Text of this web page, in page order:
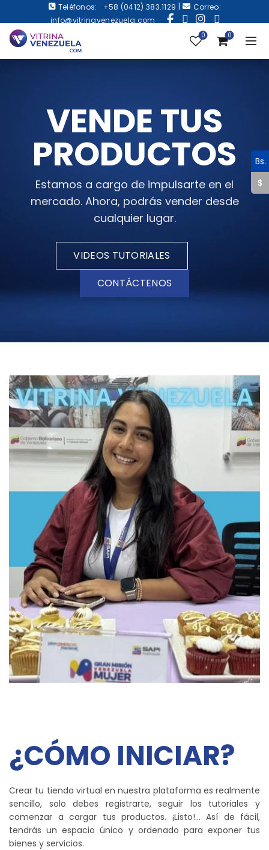
Teléfonos: +58 (0412) 383.1129 |
Correo:
info@vitrinavenezuela.com
0 0
VENDE TUS
PRODUCTOS
Estamos a cargo de impulsarte en el
mercado. Ahora, podrás vender desde
cualquier lugar.
VIDEOS TUTORIALES
CONTÁCTENOS
¿CÓMO INICIAR?
Crear tu tienda virtual en nuestra plataforma es realmente
sencillo, solo debes registrarte, seguir los tutoriales y
comenzar a cargar tus productos. ¡Listo!… Así de fácil,
tendrás un espacio único y ordenado para exponer tus
bienes y servicios.
Bs.
$